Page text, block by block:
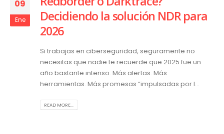
09
Ene
Decidiendo la solución NDR para
2026
Si trabajas en ciberseguridad, seguramente no
necesitas que nadie te recuerde que 2025 fue un
año bastante intenso. Más alertas. Más
herramientas. Más promesas “impulsadas por I...
READ MORE...